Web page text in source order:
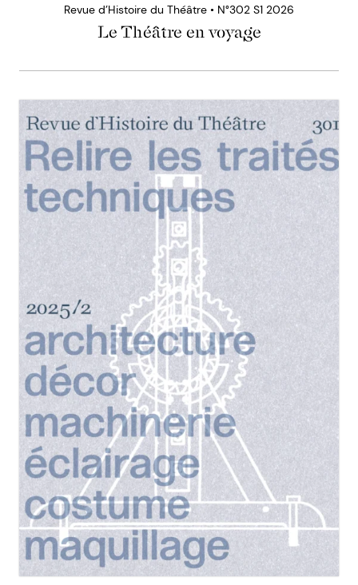
Revue d’Histoire du Théâtre • N°302 S1 2026
Le Théâtre en voyage